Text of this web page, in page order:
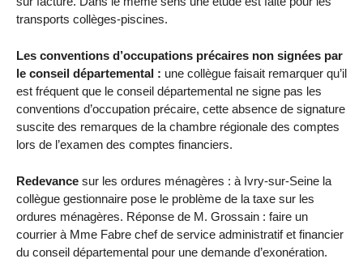
transports collèges-piscines.
Les conventions d’occupations précaires non signées par
le conseil départemental : une collègue faisait remarquer qu’il
est fréquent que le conseil départemental ne signe pas les
conventions d’occupation précaire, cette absence de signature
suscite des remarques de la chambre régionale des comptes
lors de l’examen des comptes financiers.
Redevance sur les ordures ménagères : à Ivry-sur-Seine la
collègue gestionnaire pose le problème de la taxe sur les
ordures ménagères. Réponse de M. Grossain : faire un
courrier à Mme Fabre chef de service administratif et financier
du conseil départemental pour une demande d’exonération.